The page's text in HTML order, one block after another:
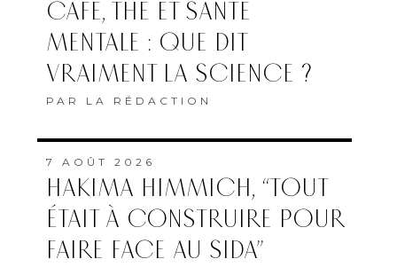
CAFÉ, THÉ ET SANTÉ
MENTALE : QUE DIT
VRAIMENT LA SCIENCE ?
PAR LA RÉDACTION
7 AOÛT 2026
HAKIMA HIMMICH, “TOUT
ÉTAIT À CONSTRUIRE POUR
FAIRE FACE AU SIDA”